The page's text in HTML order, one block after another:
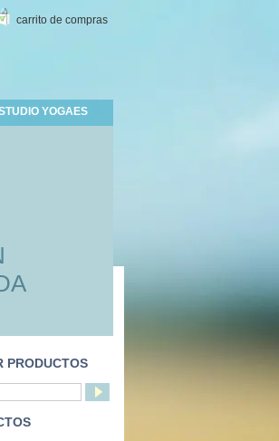
carrito de compras
YOGAES
PRODUCTOS